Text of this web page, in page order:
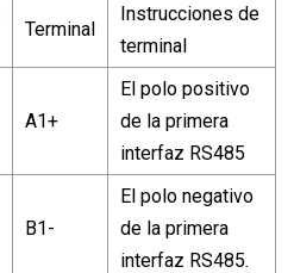
Terminal
Instrucciones de
terminal
A1+
El polo positivo
de la primera
interfaz RS485
B1-
El polo negativo
de la primera
interfaz RS485.